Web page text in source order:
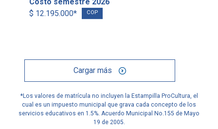
$ 12.195.000*
COP
Cargar más
*Los valores de matrícula no incluyen la Estampilla ProCultura, el
cual es un impuesto municipal que grava cada concepto de los
servicios educativos en 1.5%. Acuerdo Municipal No.155 de Mayo
19 de 2005.